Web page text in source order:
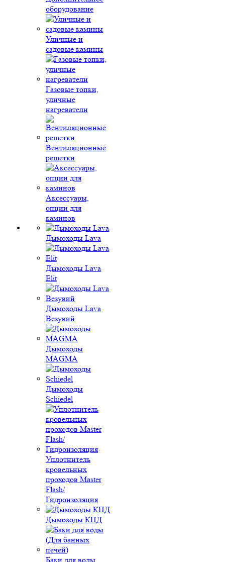
оборудование
Уличные и
садовые камины
Газовые топки,
уличные
нагреватели
Вентиляционные
решетки
Аксессуары,
опции для
каминов
Дымоходы Lava
Дымоходы Lava
Elit
Дымоходы Lava
Везувий
Дымоходы
MAGMA
Дымоходы
Schiedel
Уплотнитель
кровельных
проходов Master
Flash/
Гидроизоляция
Дымоходы КПД
Баки для воды